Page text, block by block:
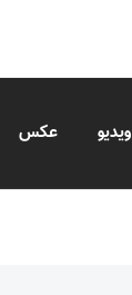
ویدیو عکس